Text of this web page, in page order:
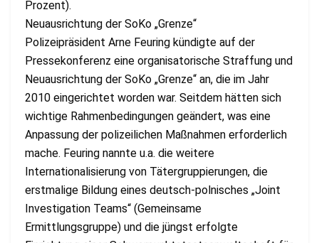
Prozent).
Neuausrichtung der SoKo „Grenze“
Polizeipräsident Arne Feuring kündigte auf der
Pressekonferenz eine organisatorische Straffung und
Neuausrichtung der SoKo „Grenze“ an, die im Jahr
2010 eingerichtet worden war. Seitdem hätten sich
wichtige Rahmenbedingungen geändert, was eine
Anpassung der polizeilichen Maßnahmen erforderlich
mache. Feuring nannte u.a. die weitere
Internationalisierung von Tätergruppierungen, die
erstmalige Bildung eines deutsch-polnisches „Joint
Investigation Teams“ (Gemeinsame
Ermittlungsgruppe) und die jüngst erfolgte